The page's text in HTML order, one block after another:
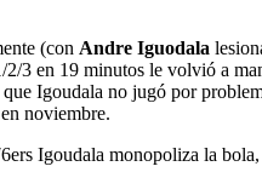
(con Andre Iguodala
3 en 19 minutos le volvió a
Igoudala no jugó por
noviembre.
Igoudala monopoliza la